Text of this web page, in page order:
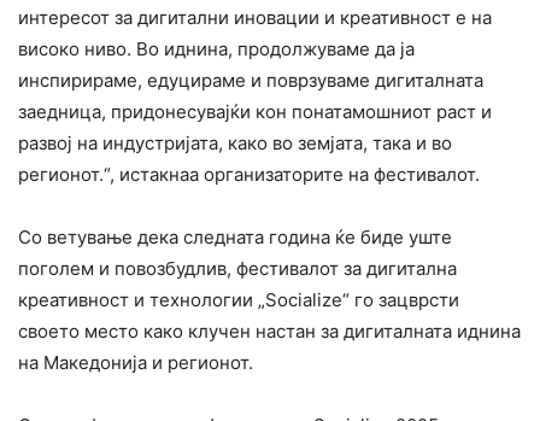
интересот за дигитални иновации и креативност е на
високо ниво. Во иднина, продолжуваме да ја
инспирираме, едуцираме и поврзуваме дигиталната
заедница, придонесувајќи кон понатамошниот раст и
развој на индустријата, како во земјата, така и во
регионот.“, истакнаа организаторите на фестивалот.
Со ветување дека следната година ќе биде уште
поголем и повозбудлив, фестивалот за дигитална
креативност и технологии „Socialize“ го зацврсти
своето место како клучен настан за дигиталната иднина
на Македонија и регионот.